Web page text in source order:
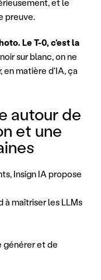
et le
preuve.
Le T-0, c'est la
sur blanc, on ne
en matière d'IA, ça
autour de
et une
Insign IA propose
à maîtriser les LLMs
générer et de